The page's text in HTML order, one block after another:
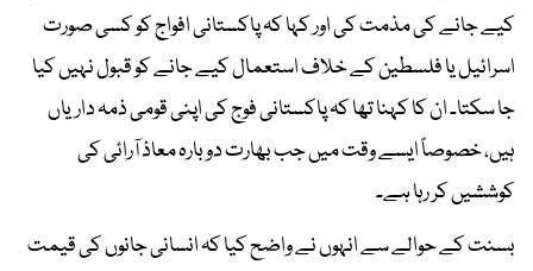
کیے جانے کی مذمت کی اور کہا کہ پاکستانی افواج کو کسی صورت
اسرائیل یا فلسطین کے خلاف استعمال کیے جانے کو قبول نہیں کیا
جا سکتا۔ ان کا کہنا تھا کہ پاکستانی فوج کی اپنی قومی ذمہ داریاں
ہیں، خصوصاً ایسے وقت میں جب بھارت دوبارہ معاذ آرائی کی
کوششیں کر رہا ہے۔
بسنت کے حوالے سے انہوں نے واضح کیا کہ انسانی جانوں کی قیمت